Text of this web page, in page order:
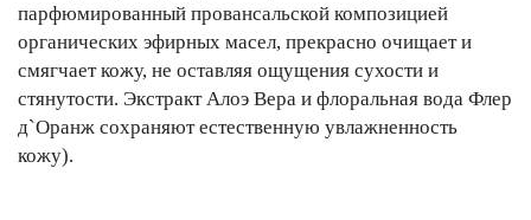
парфюмированный провансальской композицией
органических эфирных масел, прекрасно очищает и
смягчает кожу, не оставляя ощущения сухости и
стянутости. Экстракт Алоэ Вера и флоральная вода Флер
д`Оранж сохраняют естественную увлажненность
кожу).